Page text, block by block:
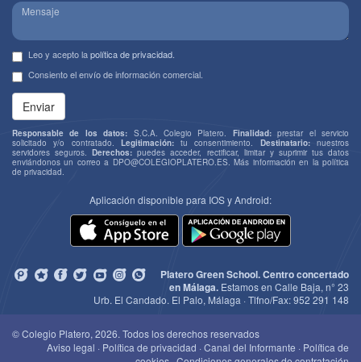
Leo y acepto lapolítica de privacidad
Consiento el envío de información comercial.
Enviar
Responsable de los datos: S.C.A. Colegio Platero. Finalidad:prestar el servicio
solicitado y/o contratado. Legitimación:tu consentimiento. Destinatario:nuestros
servidores seguros.Derechos: puedes acceder, rectificar, limitar y suprimir tus datos
enviándonos un correo a DPO@COLEGIOPLATERO.ES. Más información en lapolítica
de privacidad.
Aplicación disponible para IOS y Android:
Platero Green School. Centro concertado
en Málaga. Estamos en Calle Baja, n° 23
Urb. El Candado. El Palo, Málaga · Tlfno/Fax:952 291 148
© Colegio Platero, 2026. Todos los derechos reservados
Aviso legal · Política de privacidad · Canal del Informante · Política de